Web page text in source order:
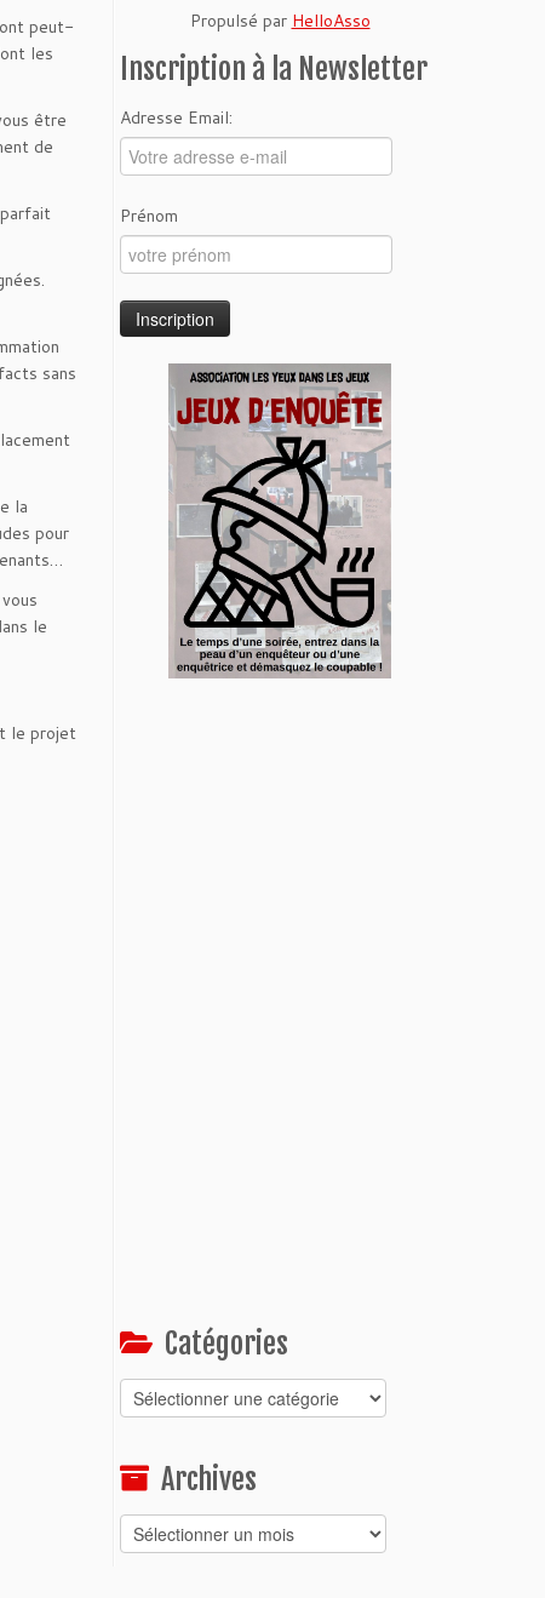
peut-
les
être
de
sans
la
pour
le
le projet
Propulsé par HelloAsso
Inscription à la Newsletter
Adresse Email:
Prénom
Catégories
Catégories
Archives
Archives